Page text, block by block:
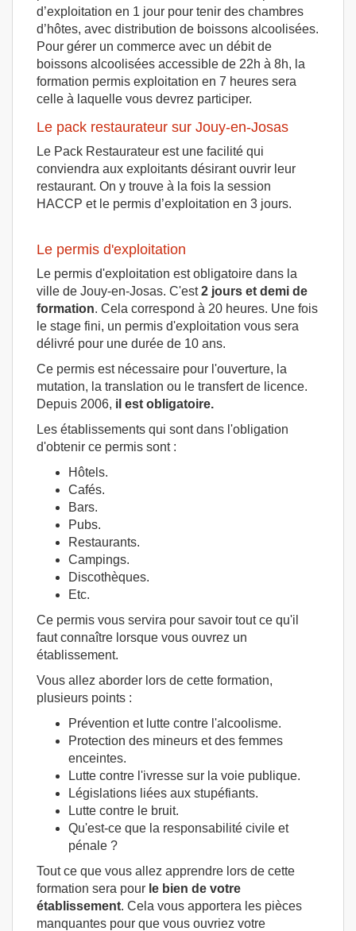
d’exploitation en 1 jour pour tenir des chambres
d’hôtes, avec distribution de boissons alcoolisées.
Pour gérer un commerce avec un débit de
boissons alcoolisées accessible de 22h à 8h, la
formation permis exploitation en 7 heures sera
celle à laquelle vous devrez participer.
Le pack restaurateur sur Jouy-en-Josas
Le Pack Restaurateur est une facilité qui
conviendra aux exploitants désirant ouvrir leur
restaurant. On y trouve à la fois la session
HACCP et le permis d’exploitation en 3 jours.
Le permis d'exploitation
Le permis d'exploitation est obligatoire dans la
ville de Jouy-en-Josas. C'est2 jours et demi de
formation. Cela correspond à 20 heures. Une fois
le stage fini, un permis d'exploitation vous sera
délivré pour une durée de 10 ans.
Ce permis est nécessaire pour l'ouverture, la
mutation, la translation ou le transfert de licence.
Depuis 2006, il est obligatoire.
Les établissements qui sont dans l'obligation
d'obtenir ce permis sont :
Hôtels.
Cafés.
Bars.
Pubs.
Restaurants.
Campings.
Discothèques.
Etc.
Ce permis vous servira pour savoir tout ce qu'il
faut connaître lorsque vous ouvrez un
établissement.
Vous allez aborder lors de cette formation,
plusieurs points :
Prévention et lutte contre l'alcoolisme.
Protection des mineurs et des femmes
enceintes.
Lutte contre l'ivresse sur la voie publique.
Législations liées aux stupéfiants.
Lutte contre le bruit.
Qu'est-ce que la responsabilité civile et
pénale ?
Tout ce que vous allez apprendre lors de cette
formation sera pour le bien de votre
établissement. Cela vous apportera les pièces
manquantes pour que vous ouvriez votre